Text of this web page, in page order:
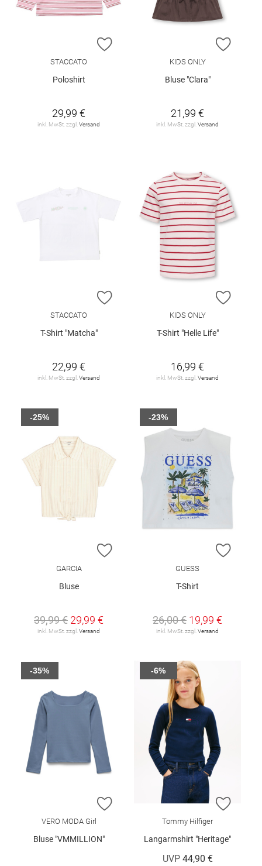
ZUR WUNSCHLISTE HINZUFÜGEN
STACCATO
Poloshirt
29,99 €
inkl. MwSt. zzgl. Versand
ZUR
KIDS ONLY
Bluse "Clara"
21,99 €
inkl. MwSt. zzgl. Versand
ZUR WUNSCHLISTE HINZUFÜGEN
STACCATO
T-Shirt "Matcha"
22,99 €
inkl. MwSt. zzgl. Versand
ZUR
KIDS ONLY
T-Shirt "Helle Life"
16,99 €
inkl. MwSt. zzgl. Versand
ZUR WUNSCHLISTE HINZUFÜGEN
GARCIA
Bluse
39,99 € 29,99 €
inkl. MwSt. zzgl. Versand
-25%
ZUR
GUESS
T-Shirt
26,00 € 19,99 €
inkl. MwSt. zzgl. Versand
-23%
ZUR WUNSCHLISTE HINZUFÜGEN
VERO MODA Girl
Bluse "VMMILLION"
-35%
ZUR
Tommy Hilfiger
Langarmshirt "Heritage"
UVP 44,90 €
-6%